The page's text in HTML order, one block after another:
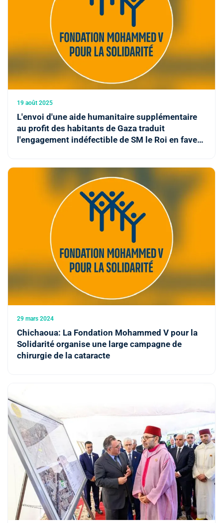
19 août 2025
L'envoi d'une aide humanitaire supplémentaire
au profit des habitants de Gaza traduit
l'engagement indéfectible de SM le Roi en faveur
29 mars 2024
Chichaoua: La Fondation Mohammed V pour la
Solidarité organise une large campagne de
chirurgie de la cataracte